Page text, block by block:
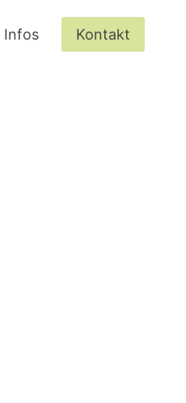
Infos Kontakt